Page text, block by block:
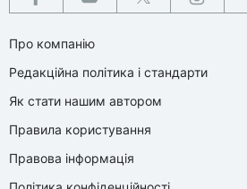
Про компанію
Редакційна політика і стандарти
Як стати нашим автором
Правила користування
Правова інформація